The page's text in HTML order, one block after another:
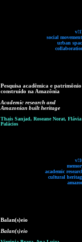
social
urban
Pesquisa acadêmica e patrimônio
construído na Amazônia
Academic research and
Amazonian built heritage
Thais Sanjad, Roseane Norat, Flávia
Palácios
academic
cultural
Balan(s)eio
Balan(s)eio